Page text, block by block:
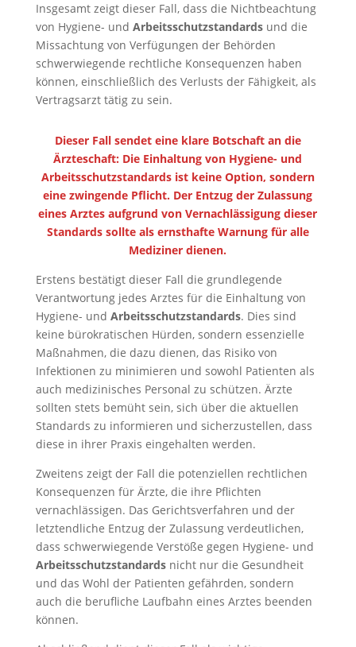
Insgesamt zeigt dieser Fall, dass die Nichtbeachtung
von Hygiene- und Arbeitsschutzstandards und die
Missachtung von Verfügungen der Behörden
schwerwiegende rechtliche Konsequenzen haben
können, einschließlich des Verlusts der Fähigkeit, als
Vertragsarzt tätig zu sein.
Dieser Fall sendet eine klare Botschaft an die
Ärzteschaft: Die Einhaltung von Hygiene- und
Arbeitsschutzstandards ist keine Option, sondern
eine zwingende Pflicht. Der Entzug der Zulassung
eines Arztes aufgrund von Vernachlässigung dieser
Standards sollte als ernsthafte Warnung für alle
Mediziner dienen.
Erstens bestätigt dieser Fall die grundlegende
Verantwortung jedes Arztes für die Einhaltung von
Hygiene- und Arbeitsschutzstandards. Dies sind
keine bürokratischen Hürden, sondern essenzielle
Maßnahmen, die dazu dienen, das Risiko von
Infektionen zu minimieren und sowohl Patienten als
auch medizinisches Personal zu schützen. Ärzte
sollten stets bemüht sein, sich über die aktuellen
Standards zu informieren und sicherzustellen, dass
diese in ihrer Praxis eingehalten werden.
Zweitens zeigt der Fall die potenziellen rechtlichen
Konsequenzen für Ärzte, die ihre Pflichten
vernachlässigen. Das Gerichtsverfahren und der
letztendliche Entzug der Zulassung verdeutlichen,
dass schwerwiegende Verstöße gegen Hygiene- und
Arbeitsschutzstandards nicht nur die Gesundheit
und das Wohl der Patienten gefährden, sondern
auch die berufliche Laufbahn eines Arztes beenden
können.